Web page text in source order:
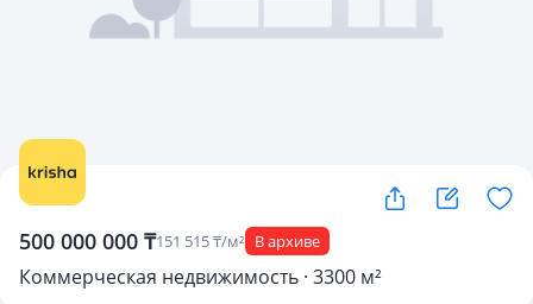
500 000 000 ₸151 515 ₸/м² В архиве
Коммерческая недвижимость · 3300 м²